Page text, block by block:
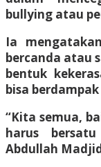
bullying atau
Ia
bercanda atau
bentuk
bisa
“Kita semua,
harus
Abdullah